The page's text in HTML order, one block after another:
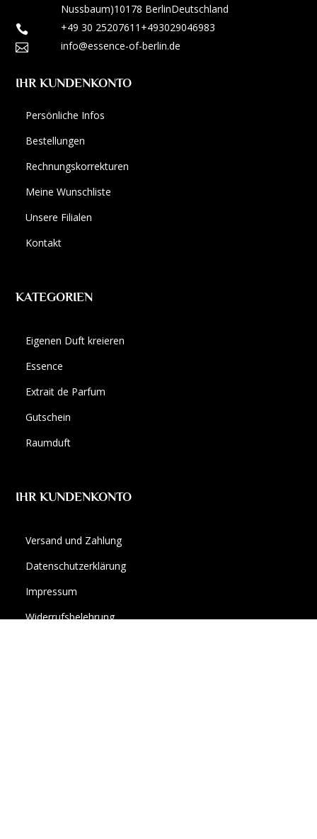
Nussbaum)10178 BerlinDeutschland
 +49 30 25207611 +493029046983
 info@essence-of-berlin.de
IHR KUNDENKONTO
Persönliche Infos
Bestellungen
Rechnungskorrekturen
Meine Wunschliste
Unsere Filialen
Kontakt
KATEGORIEN
Eigenen Duft kreieren
Essence
Extrait de Parfum
Gutschein
Raumduft
IHR KUNDENKONTO
Versand und Zahlung
Datenschutzerklärung
Impressum
Widerrufsbelehrung